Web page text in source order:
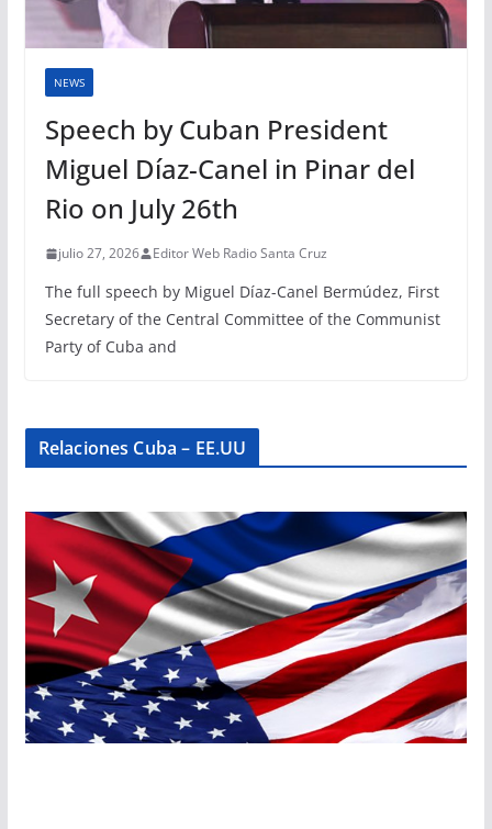
NEWS
Speech by Cuban President
Miguel Díaz-Canel in Pinar del
Rio on July 26th
julio 27, 2026 Editor Web Radio Santa Cruz
The full speech by Miguel Díaz-Canel Bermúdez, First
Secretary of the Central Committee of the Communist
Party of Cuba and
Relaciones Cuba – EE.UU